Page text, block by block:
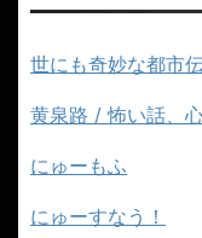
世にも奇妙な都市
黄泉路 / 怖い話、
にゅーもふ
にゅーすなう！